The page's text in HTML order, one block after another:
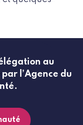
au
l’Agence du